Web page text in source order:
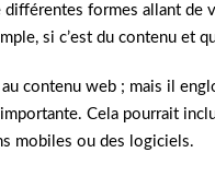
formes allant de
si c’est du contenu et
au contenu web ; mais il
Cela pourrait
mobiles ou des logiciels.